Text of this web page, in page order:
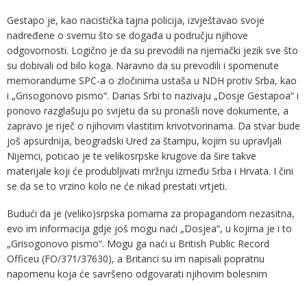
Gestapo je, kao nacistička tajna policija, izvještavao svoje
nadređene o svemu što se događa u području njihove
odgovornosti. Logično je da su prevodili na njemački jezik sve što
su dobivali od bilo koga. Naravno da su prevodili i spomenute
memorandume SPC-a o zločinima ustaša u NDH protiv Srba, kao
i „Grisogonovo pismo“. Danas Srbi to nazivaju „Dosje Gestapoa“ i
ponovo razglašuju po svijetu da su pronašli nove dokumente, a
zapravo je riječ o njihovim vlastitim krivotvorinama. Da stvar bude
još apsurdnija, beogradski Ured za štampu, kojim su upravljali
Nijemci, poticao je te velikosrpske krugove da šire takve
materijale koji će produbljivati mržnju između Srba i Hrvata. I čini
se da se to vrzino kolo ne će nikad prestati vrtjeti.
Budući da je (veliko)srpska pomama za propagandom nezasitna,
evo im informacija gdje još mogu naći „Dosjea“, u kojima je i to
„Grisogonovo pismo“. Mogu ga naći u British Public Record
Officeu (FO/371/37630), a Britanci su im napisali popratnu
napomenu koja će savršeno odgovarati njihovim bolesnim